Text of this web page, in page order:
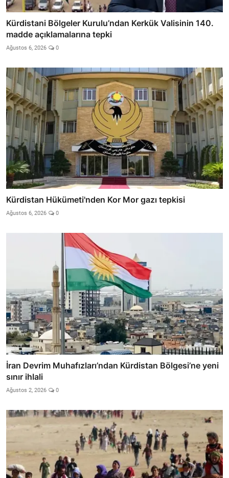
Kürdistani Bölgeler Kurulu’ndan Kerkük Valisinin 140.
madde açıklamalarına tepki
Ağustos 6, 2026 0
Kürdistan Hükümeti'nden Kor Mor gazı tepkisi
Ağustos 6, 2026 0
İran Devrim Muhafızları’ndan Kürdistan Bölgesi’ne yeni
sınır ihlali
Ağustos 2, 2026 0